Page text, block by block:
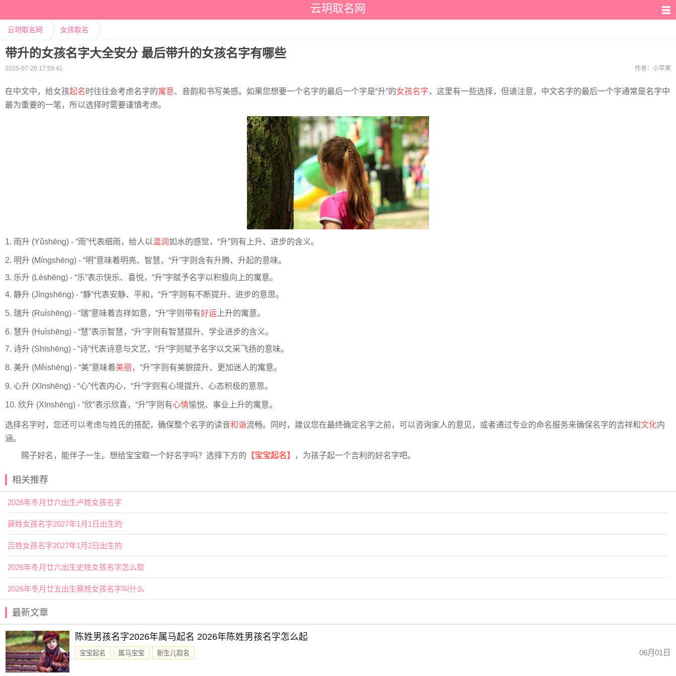
云玥取名网
云玥取名网 女孩取名
带升的女孩名字大全安分 最后带升的女孩名字有哪些
2025-07-20 17:59:41 作者： 小苹果
在中文中，给女孩起名 时往往会考虑名字的寓意、音韵和书写美感。如果您想要一个名字的最后一个字是“升”的女孩名字 ，这里有一些选择，但请注意，中文名字的最后一个字通常是名字中
最为重要的一笔，所以选择时需要谨慎考虑。
1. 雨升 (Yǔshēng) - “雨”代表细雨，给人以温润如水的感觉，“升”则有上升、进步的含义。
2. 明升 (Míngshēng) - “明”意味着明亮、智慧，“升”字则含有升腾、升起的意味。
3. 乐升 (Lèshēng) - “乐”表示快乐、喜悦，“升”字赋予名字以积极向上的寓意。
4. 静升 (Jìngshēng) - “静”代表安静、平和，“升”字则有不断提升、进步的意思。
5. 瑞升 (Ruìshēng) - “瑞”意味着吉祥如意，“升”字则带有好运 上升的寓意。
6. 慧升 (Huìshēng) - “慧”表示智慧，“升”字则有智慧提升、学业进步的含义。
7. 诗升 (Shīshēng) - “诗”代表诗意与文艺，“升”字则赋予名字以文采飞扬的意味。
8. 美升 (Měishēng) - “美”意味着美丽 ，“升”字则有美貌提升、更加迷人的寓意。
9. 心升 (Xīnshēng) - “心”代表内心，“升”字则有心境提升、心态积极的意思。
10. 欣升 (Xīnshēng) - “欣”表示欣喜，“升”字则有心情愉悦、事业上升的寓意。
选择名字时，您还可以考虑与姓氏的搭配，确保整个名字的读音和谐流畅。同时，建议您在最终确定名字之前，可以咨询家人的意见，或者通过专业的命名服务来确保名字的吉祥和文化内
涵。
赐子好名，能伴子一生。想给宝宝取一个好名字吗？选择下方的 【宝宝起名】 ，为孩子起一个吉利的好名字吧。
相关推荐
2026年冬月廿六出生卢姓女孩名字
薛姓女孩名字2027年1月1日出生的
吕姓女孩名字2027年1月2日出生的
2026年冬月廿六出生史姓女孩名字怎么取
2026年冬月廿五出生蔡姓女孩名字叫什么
最新文章
陈姓男孩名字2026年属马起名 2026年陈姓男孩名字怎么起
宝宝起名 属马宝宝 新生儿取名 06月01日